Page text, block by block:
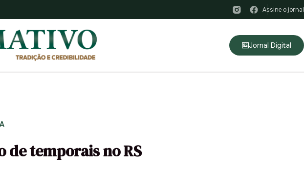
Assine o jornal
Jornal Digital
de temporais no RS